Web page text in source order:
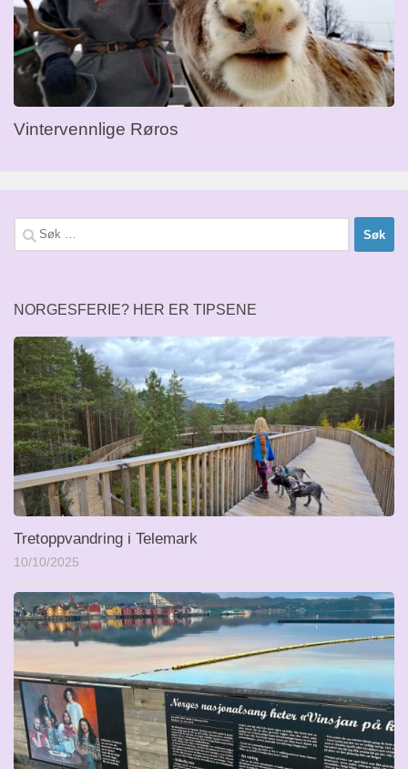
Vintervennlige Røros
Søk
etter:
NORGESFERIE? HER ER TIPSENE
Tretoppvandring i Telemark
10/10/2025